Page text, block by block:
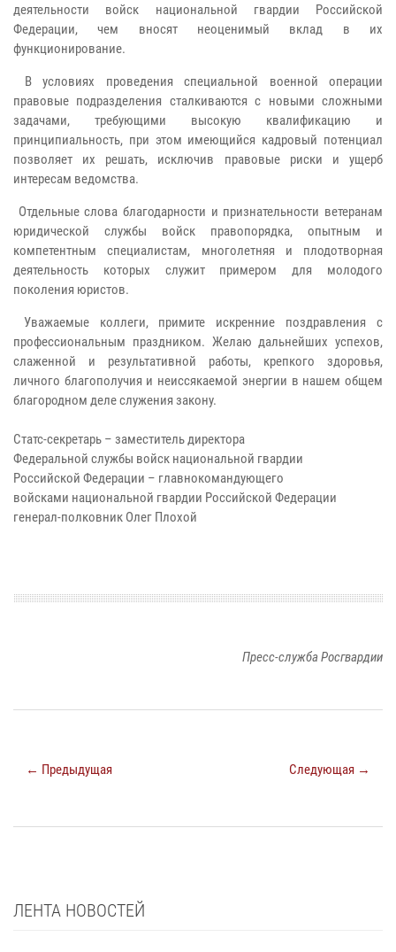
деятельности войск национальной гвардии Российской
Федерации, чем вносят неоценимый вклад в их
функционирование.
В условиях проведения специальной военной операции
правовые подразделения сталкиваются с новыми сложными
задачами, требующими высокую квалификацию и
принципиальность, при этом имеющийся кадровый потенциал
позволяет их решать, исключив правовые риски и ущерб
интересам ведомства.
Отдельные слова благодарности и признательности ветеранам
юридической службы войск правопорядка, опытным и
компетентным специалистам, многолетняя и плодотворная
деятельность которых служит примером для молодого
поколения юристов.
Уважаемые коллеги, примите искренние поздравления с
профессиональным праздником. Желаю дальнейших успехов,
слаженной и результативной работы, крепкого здоровья,
личного благополучия и неиссякаемой энергии в нашем общем
благородном деле служения закону.
Статс-секретарь – заместитель директора
Федеральной службы войск национальной гвардии
Российской Федерации – главнокомандующего
войсками национальной гвардии Российской Федерации
генерал-полковник Олег Плохой
Пресс-служба Росгвардии
← Предыдущая Следующая →
ЛЕНТА НОВОСТЕЙ